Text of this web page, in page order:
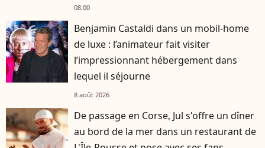
08:00
Benjamin Castaldi dans un mobil-home
de luxe : l’animateur fait visiter
l’impressionnant hébergement dans
lequel il séjourne
8 août 2026
De passage en Corse, Jul s'offre un dîner
au bord de la mer dans un restaurant de